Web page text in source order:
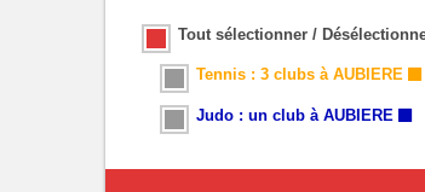
Tout sélectionner /
Tennis : 3 clubs à AUBIERE
Judo : un club à AUBIERE